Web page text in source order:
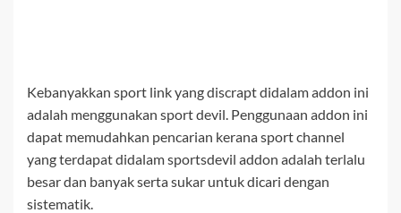
Kebanyakkan sport link yang discrapt didalam addon ini
adalah menggunakan sport devil. Penggunaan addon ini
dapat memudahkan pencarian kerana sport channel
yang terdapat didalam sportsdevil addon adalah terlalu
besar dan banyak serta sukar untuk dicari dengan
sistematik.